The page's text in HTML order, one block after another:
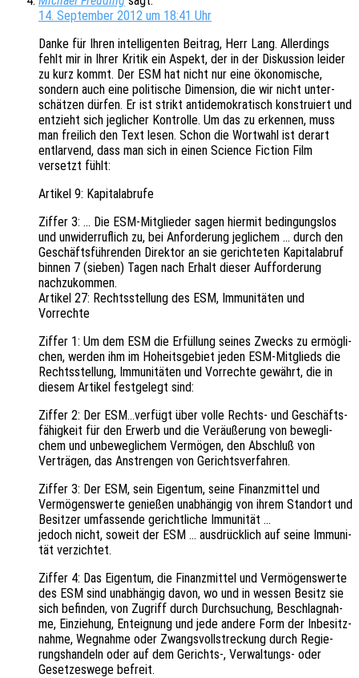
14. September 2012 um 18:41 Uhr
Danke für Ihren intel­li­gen­ten Beitrag, Herr Lang. Aller­dings
fehlt mir in Ihrer Kritik ein Aspekt, der in der Diskus­si­on leider
zu kurz kommt. Der ESM hat nicht nur eine ökono­mi­sche,
sondern auch eine poli­ti­sche Dimen­si­on, die wir nicht unter­
schät­zen dürfen. Er ist strikt anti­de­mo­kra­tisch konstru­iert und
entzieht sich jegli­cher Kontrol­le. Um das zu erken­nen, muss
man frei­lich den Text lesen. Schon die Wort­wahl ist derart
entlar­vend, dass man sich in einen Science Fiction Film
versetzt fühlt:
Arti­kel 9: Kapitalabrufe
Ziffer 3: … Die ESM-Mitglie­der sagen hier­mit bedin­gungs­los
und unwi­der­ruf­lich zu, bei Anfor­de­rung jegli­chem … durch den
Geschäfts­füh­ren­den Direk­tor an sie gerich­te­ten Kapi­tal­ab­ruf
binnen 7 (sieben) Tagen nach Erhalt dieser Auffor­de­rung
nachzukommen.
Arti­kel 27: Rechts­stel­lung des ESM, Immu­ni­tä­ten und
Vorrechte
Ziffer 1: Um dem ESM die Erfül­lung seines Zwecks zu ermög­li­
chen, werden ihm im Hoheits­ge­biet jeden ESM-Mitglieds die
Rechts­stel­lung, Immu­ni­tä­ten und Vorrech­te gewährt, die in
diesem Arti­kel fest­ge­legt sind:
Ziffer 2: Der ESM…verfügt über volle Rechts- und Geschäfts­
fä­hig­keit für den Erwerb und die Veräu­ße­rung von beweg­li­
chem und unbe­weg­li­chem Vermö­gen, den Abschluß von
Verträ­gen, das Anstren­gen von Gerichtsverfahren.
Ziffer 3: Der ESM, sein Eigen­tum, seine Finanz­mit­tel und
Vermö­gens­wer­te genie­ßen unab­hän­gig von ihrem Stand­ort und
Besit­zer umfas­sen­de gericht­li­che Immunität …
jedoch nicht, soweit der ESM … ausdrück­lich auf seine Immu­ni­
tät verzichtet.
Ziffer 4: Das Eigen­tum, die Finanz­mit­tel und Vermö­gens­wer­te
des ESM sind unab­hän­gig davon, wo und in wessen Besitz sie
sich befin­den, von Zugriff durch Durch­su­chung, Beschlag­nah­
me, Einzie­hung, Enteig­nung und jede andere Form der Inbe­sitz­
nah­me, Wegnah­me oder Zwangs­voll­stre­ckung durch Regie­
rungs­han­deln oder auf dem Gerichts‑, Verwal­tungs- oder
Geset­zes­we­ge befreit.